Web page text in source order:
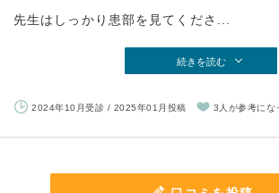
先生はしっかり患部を見てくださ...
続きを読む
2024年10月受診 / 2025年01月投稿 3人が参考にな